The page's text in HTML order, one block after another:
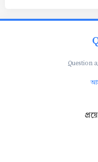
Question a